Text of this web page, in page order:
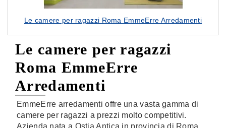
Le camere per ragazzi Roma EmmeErre Arredamenti
Le camere per ragazzi
Roma EmmeErre
Arredamenti
EmmeErre arredamenti offre una vasta gamma di
camere per ragazzi a prezzi molto competitivi.
Azienda nata a Ostia Antica in provincia di Roma,